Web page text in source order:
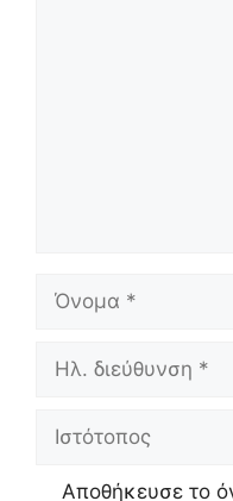
Όνομα
Ηλ.
Ιστότοπος
Αποθήκευσε το